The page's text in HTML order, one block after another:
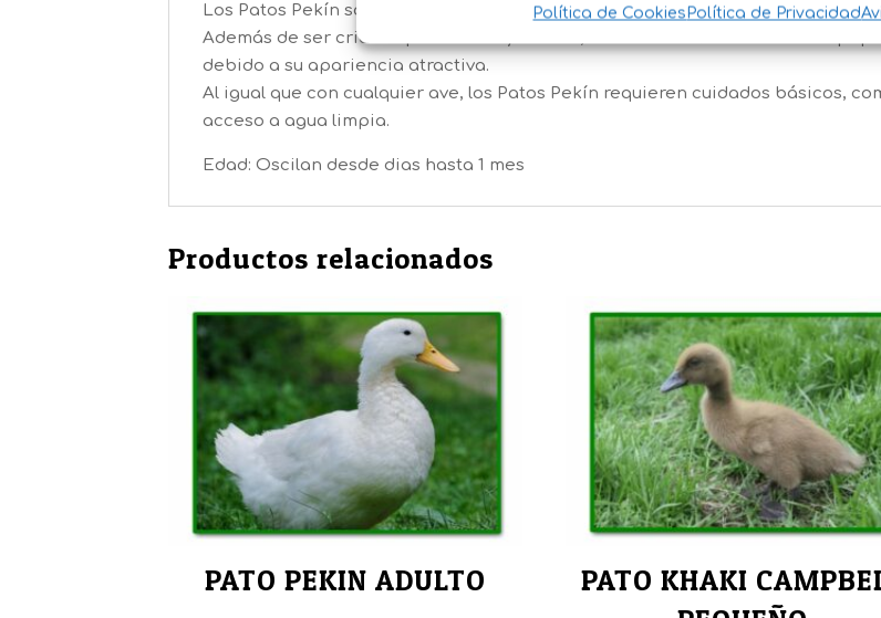
Política de Cookies Política de Privacidad
Los Patos Pekín son generalmente tranquilos y dóciles.
Además de ser criados para carne y huevos, los Patos Pekín también son
debido a su apariencia atractiva.
Al igual que con cualquier ave, los Patos Pekín requieren cuidados básicos,
acceso a agua limpia.
Edad: Oscilan desde dias hasta 1 mes
Productos relacionados
PATO PEKIN ADULTO
PATO KHAKI